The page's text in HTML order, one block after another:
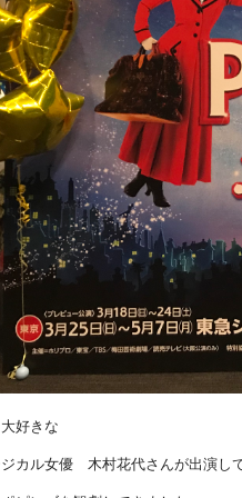
好きな
ジカル女優 木村花代さんが出演し